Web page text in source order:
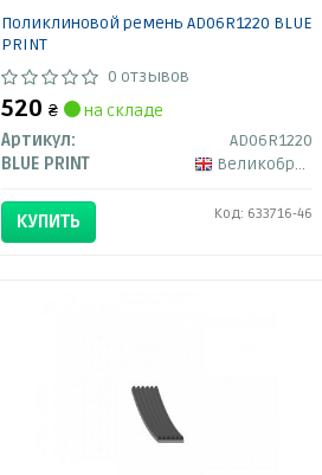
Поликлиновой ремень AD06R1220 BLUE
PRINT
0 отзывов
520 ₴
на складе
Артикул:
AD06R1220
BLUE PRINT
Великобритания
КУПИТЬ Код: 633716-46